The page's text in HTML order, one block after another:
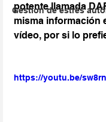
Gestion de estrés
potente llamada
misma información
vídeo, por si lo
https://youtu.be/